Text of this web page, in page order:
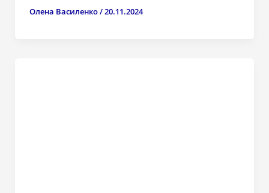
Олена Василенко/20.11.2024